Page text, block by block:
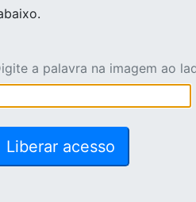
a palavra na imagem ao